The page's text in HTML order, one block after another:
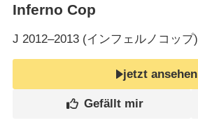
Inferno Cop
J 2012–2013 (インフェルノコップ)
jetzt ansehen